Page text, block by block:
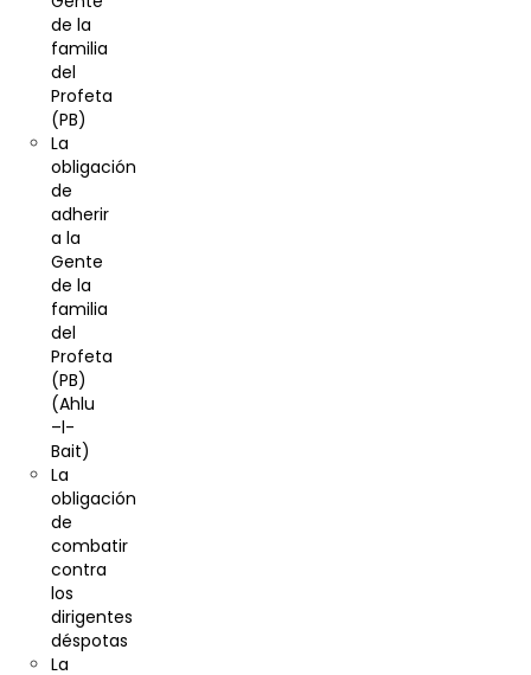
de la
familia
del
Profeta
(PB)
La
obligación
de
adherir
a la
Gente
de la
familia
del
Profeta
(PB)
(Ahlu
–l-
Bait)
La
obligación
de
combatir
contra
los
dirigentes
déspotas
La